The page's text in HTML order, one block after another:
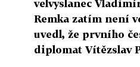
velvyslanec
Remka zatím není
uvedl, že prvního
diplomat Vítězslav